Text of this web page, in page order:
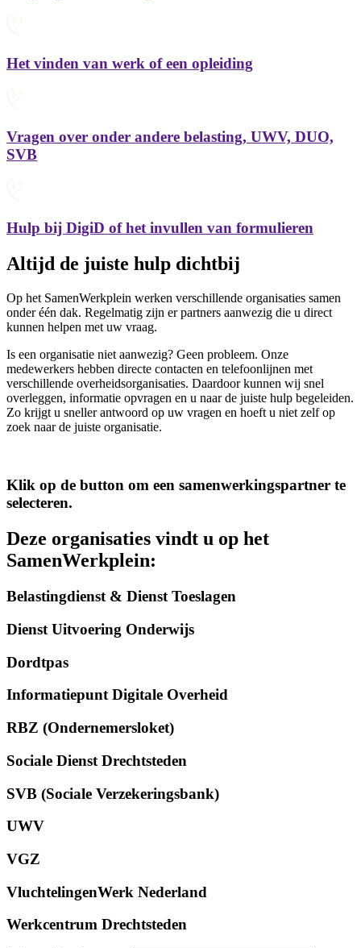
Het vinden van werk of een opleiding
Vragen over onder andere belasting, UWV, DUO,
SVB
Hulp bij DigiD of het invullen van formulieren
Altijd de juiste hulp dichtbij
Op het SamenWerkplein werken verschillende organisaties samen
onder één dak. Regelmatig zijn er partners aanwezig die u direct
kunnen helpen met uw vraag.
Is een organisatie niet aanwezig? Geen probleem. Onze
medewerkers hebben directe contacten en telefoonlijnen met
verschillende overheidsorganisaties. Daardoor kunnen wij snel
overleggen, informatie opvragen en u naar de juiste hulp begeleiden.
Zo krijgt u sneller antwoord op uw vragen en hoeft u niet zelf op
zoek naar de juiste organisatie.
Klik op de button om een samenwerkingspartner te
selecteren.
Deze organisaties vindt u op het
SamenWerkplein:
Belastingdienst & Dienst Toeslagen
Dienst Uitvoering Onderwijs
Dordtpas
Informatiepunt Digitale Overheid
RBZ (Ondernemersloket)
Sociale Dienst Drechtsteden
SVB (Sociale Verzekeringsbank)
UWV
VGZ
VluchtelingenWerk Nederland
Werkcentrum Drechtsteden